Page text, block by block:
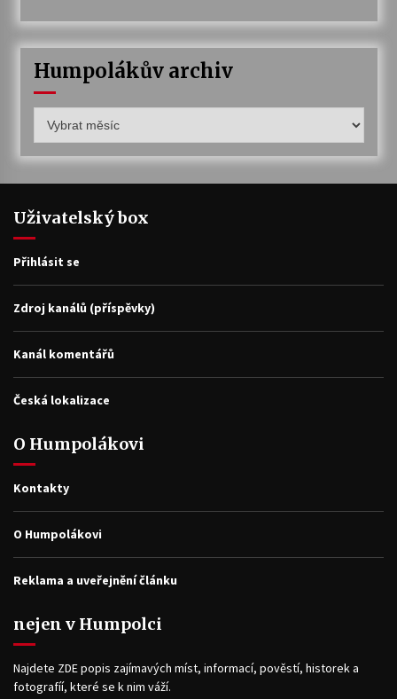
Humpolákův archiv
archiv
Uživatelský box
Přihlásit se
Zdroj kanálů (příspěvky)
Kanál komentářů
Česká lokalizace
O Humpolákovi
Kontakty
O Humpolákovi
Reklama a uveřejnění článku
nejen v Humpolci
Najdete ZDE popis zajímavých míst, informací, pověstí, historek a
fotografíí, které se k nim váží.